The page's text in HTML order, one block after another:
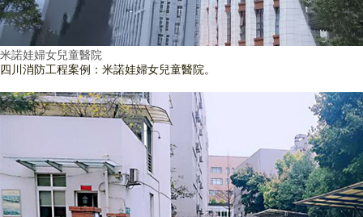
米諾娃婦女兒童醫院
四川消防工程案例：米諾娃婦女兒童醫院。